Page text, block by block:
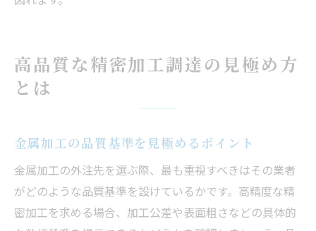
高品質な精密加工調達の見極め方
とは
金属加工の品質基準を見極めるポイント
金属加工の外注先を選ぶ際、最も重視すべきはその業者
がどのような品質基準を設けているかです。高精度な精
密加工を求める場合、加工公差や表面粗さなどの具体的